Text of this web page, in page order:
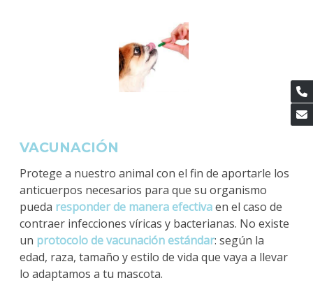
VACUNACIÓN
Protege a nuestro animal con el fin de aportarle los
anticuerpos necesarios para que su organismo
pueda responder de manera efectivaen el caso de
contraer infecciones víricas y bacterianas. No existe
un protocolo de vacunación estándar: según la
edad, raza, tamaño y estilo de vida que vaya a llevar
lo adaptamos a tu mascota.